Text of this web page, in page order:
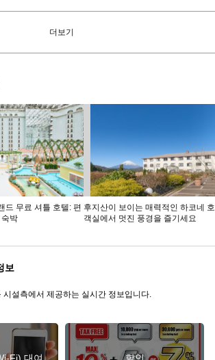
더보기
드 무료 셔틀 호텔: 편
박
후지산이 보이는 매력적인 하코네
객실에서 멋진 풍경을 즐기세요
보
시설측에서 제공하는 실시간 정보입니다.
Fi) 대여 할인